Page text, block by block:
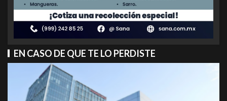
EN CASO DE QUE TE LO PERDISTE